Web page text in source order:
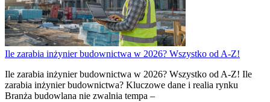
Ile zarabia inżynier budownictwa w 2026? Wszystko od A-Z!
Ile zarabia inżynier budownictwa w 2026? Wszystko od A-Z! Ile
zarabia inżynier budownictwa? Kluczowe dane i realia rynku
Branża budowlana nie zwalnia tempa –